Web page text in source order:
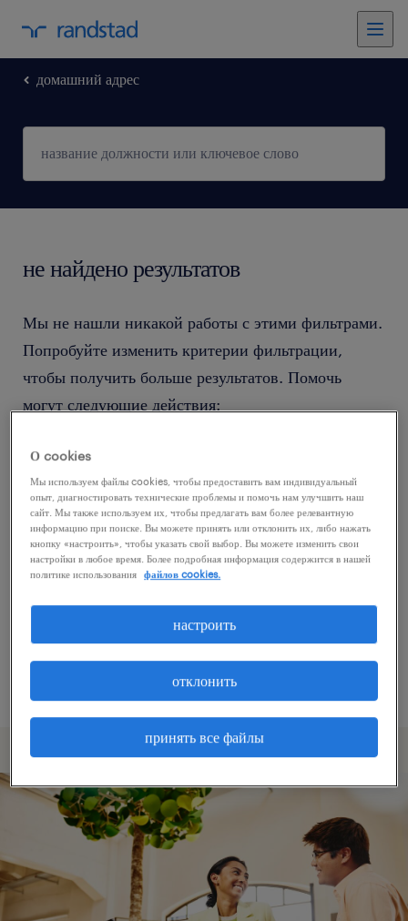
домашний адрес
не найдено результатов
Мы не нашли никакой работы с этими фильтрами.
Попробуйте изменить критерии фильтрации,
чтобы получить больше результатов. Помочь
могут следующие действия:
Попробуйте удалить некоторые из
примененных фильтров.
Вы искали работу в определенном месте?
Учтите возможность расширения диапазона
вокруг местонахождения.
Измените название должности или ключевые
слова и проверьте, правильно ли они
написаны.
О cookies
Мы используем файлы cookies, чтобы предоставить вам индивидуальный
опыт, диагностировать технические проблемы и помочь нам улучшить наш
сайт. Мы также используем их, чтобы предлагать вам более релевантную
информацию при поиске. Вы можете принять или отклонить их, либо нажать
кнопку «настроить», чтобы указать свой выбор. Вы можете изменить свои
настройки в любое время. Более подробная информация содержится в нашей
политике использования
файлов cookies.
принять все файлы
отклонить
настроить